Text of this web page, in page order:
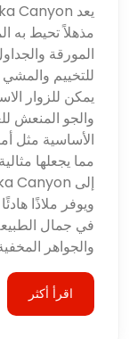
مذهلاً تحيط به
المورقة
للتخييم
يمكن للزوار
والجو المنعش
الأساسية مثل
مما يجعلها
ويوفر ملاذًا
في جمال
والجواهر
اقرأ أكثر